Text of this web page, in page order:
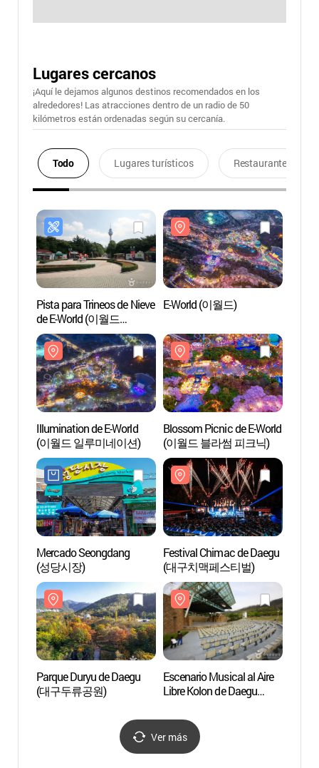
Lugares cercanos
¡Aquí le dejamos algunos destinos recomendados en los
alrededores! Las atracciones dentro de un radio de 50
kilómetros están ordenadas según su cercanía.
Todo Lugares turísticos Restaurantes
Pista para Trineos de Nieve
de E-World (이월드
눈썰매장)
E-World (이월드)
Illumination de E-World
(이월드 일루미네이션)
Blossom Picnic de E-World
(이월드 블라썸 피크닉)
Mercado Seongdang
(성당시장)
Festival Chimac de Daegu
(대구치맥페스티벌)
Parque Duryu de Daegu
(대구두류공원)
Escenario Musical al Aire
Libre Kolon de Daegu
Ver más